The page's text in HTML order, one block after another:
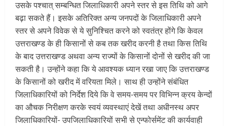
उसके पश्चात् सम्बन्धित जिलाधिकारी अपने स्तर से इस तिथि को आगे
बढ़ा सकते हैं। इसके अतिरिक्त अन्य जनपदों के जिलाधिकारी अपने
स्तर से अपने विवेक से ये सुनिश्चित करने को स्वतंत्र होंगे कि केवल
उत्तराखण्ड के ही किसानों से कब तक खरीद करनी है तथा किस तिथि
के बाद उत्तराखण्ड अथवा अन्य राज्यों के किसानों दोनों से खरीद की जा
सकती है। उन्होंने कहा कि ये आवश्यक ध्यान रखा जाए कि उत्तराखण्ड
के किसानों को खरीद में वरियता मिले। साथ ही उन्होंने संबंधित
जिलाधिकारियों को निर्देश दिये कि वे समय-समय पर विभिन्न क्रय केन्दों
का औचक निरीक्षण करके स्वयं व्यवस्थाएं देखें तथा अधीनस्थ अपर
जिलाधिकारियों- उपजिलाधिकारियों सभी से एन्फोर्समेंट की कार्यवाही